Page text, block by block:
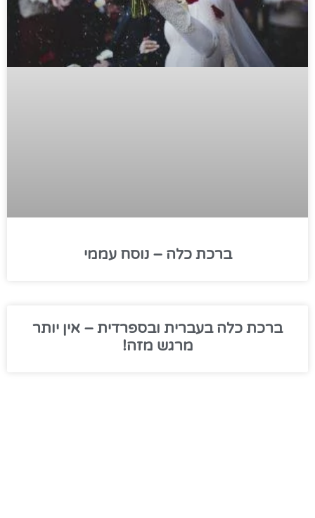
ברכת כלה – נוסח עממי
ברכת כלה בעברית ובספרדית – אין יותר
מרגש מזה!